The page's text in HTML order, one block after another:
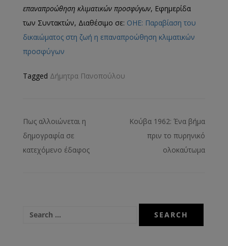
επαναπροώθηση κλιματικών προσφύγων, Εφημερίδα
των Συντακτών, Διαθέσιμο σε: ΟΗΕ: Παραβίαση του
δικαιώματος στη ζωή η επαναπροώθηση κλιματικών
προσφύγων
Tagged Δήμητρα Πανοπούλου
Πως αλλοιώνεται η
δημογραφία σε
κατεχόμενο έδαφος
Κούβα 1962: Ένα βήμα
πριν το πυρηνικό
ολοκαύτωμα